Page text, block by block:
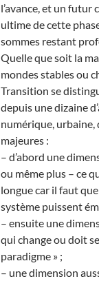
l’avance, et un
ultime de cette
sommes restant
Quelle que soit la
mondes stables ou
Transition se
depuis une dizaine
numérique,
majeures :
– d’abord une
ou même plus – ce
longue car il faut
système puissent
– ensuite une
qui change ou doit
paradigme » ;
– une dimension